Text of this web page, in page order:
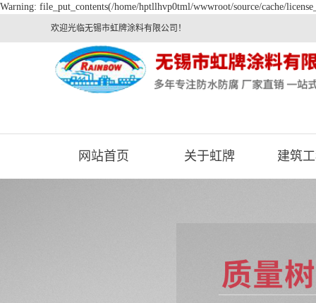
Warning: file_put_contents(/home/hptllhvp0tml/wwwroot/source/cache/
欢迎光临无锡市虹牌涂料有限公司！
网站首页 关于虹牌 建筑